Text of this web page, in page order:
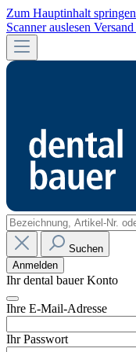
Zum Hauptinhalt springen
Scanner auslesen Versand
Suchen
Anmelden
Ihr dental bauer Konto
Ihre E-Mail-Adresse
Ihr Passwort